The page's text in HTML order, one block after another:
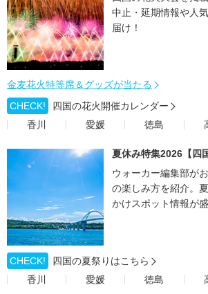
中止・延期情報や人
届け！
金麦花火特等席＆グッズが当たる
CHECK!
四国の花火開催カレンダー
香川
愛媛 徳島
夏休み特集2026【四
ウォーカー編集部が
の楽しみ方を紹介。
かけスポット情報が
CHECK!
四国の夏祭りはこちら
香川
愛媛 徳島